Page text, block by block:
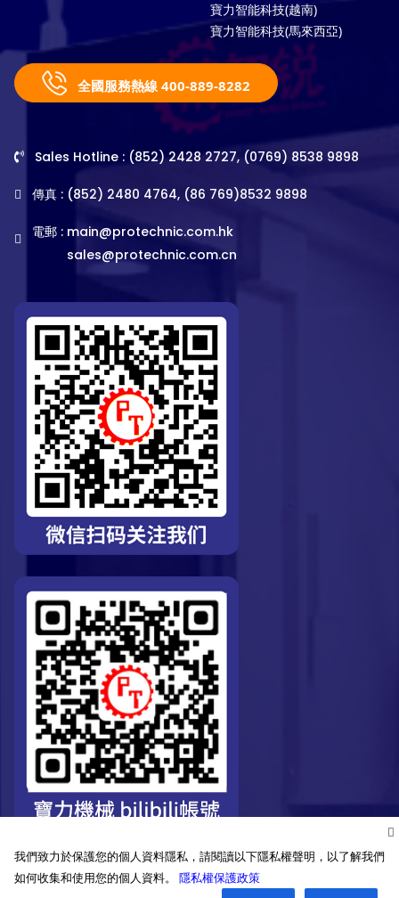
寶力智能科技(越南)
寶力智能科技(馬來西亞)
全國服務熱線 400-889-8282
Sales Hotline : (852) 2428 2727, (0769) 8538 9898
傳真 : (852) 2480 4764, (86 769)8532 9898
電郵 : main@protechnic.com.hk
sales@protechnic.com.cn
我們致力於保護您的個人資料隱私，請閱讀以下隱私權聲明，以了解我們
如何收集和使用您的個人資料。 隱私權保護政策